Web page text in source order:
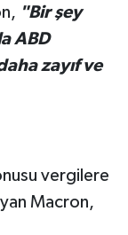
"Bir şey
ABD
zayıf ve
vergilere
Macron,